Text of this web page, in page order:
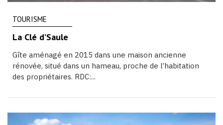
TOURISME
La Clé d’Saule
Gîte aménagé en 2015 dans une maison ancienne
rénovée, situé dans un hameau, proche de l’habitation
des propriétaires. RDC:...